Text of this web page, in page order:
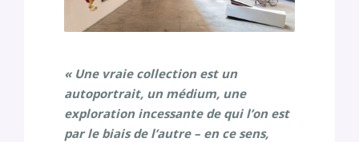
« Une vraie collection est un
autoportrait, un médium, une
exploration incessante de qui l’on est
par le biais de l’autre – en ce sens,